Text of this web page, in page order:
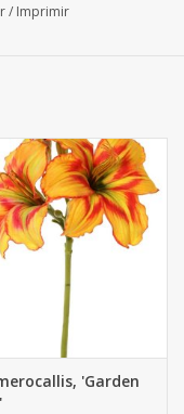
/ Imprimir
'Garden